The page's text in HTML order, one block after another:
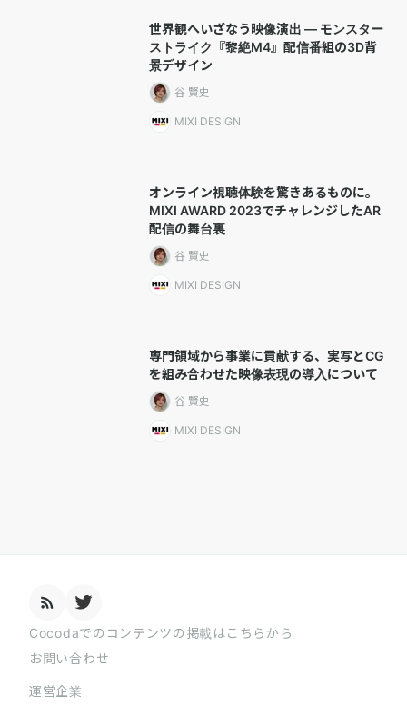
世界観へいざなう映像演出 — モンスター
ストライク『黎絶M4』配信番組の3D背
景デザイン
谷 賢史
MIXI DESIGN
オンライン視聴体験を驚きあるものに。
MIXI AWARD 2023でチャレンジしたAR
配信の舞台裏
谷 賢史
MIXI DESIGN
専門領域から事業に貢献する、実写とCG
を組み合わせた映像表現の導入について
谷 賢史
MIXI DESIGN
Cocodaでのコンテンツの掲載はこちらから
お問い合わせ
運営企業